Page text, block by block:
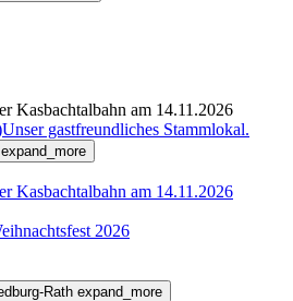
Kasbachtalbahn am 14.11.2026
Unser gastfreundliches Stammlokal.
expand_more
Kasbachtalbahn am 14.11.2026
2026
Rath expand_more